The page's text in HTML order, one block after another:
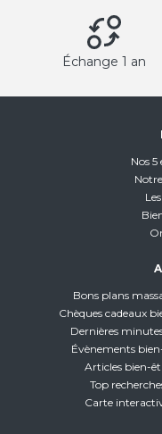
Échange 1 an
Nos
Bons plans
Chèques cadeaux
Dernières
Évènements
Articles bien-
Top
Carte